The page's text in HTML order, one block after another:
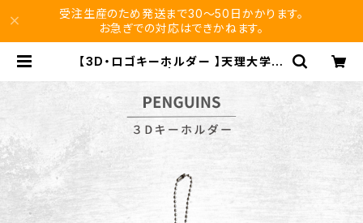
受注生産のため発送まで30〜50日かかります。
お急ぎでの対応はできかねます。
【3D・ロゴキーホルダー 】天理大学男